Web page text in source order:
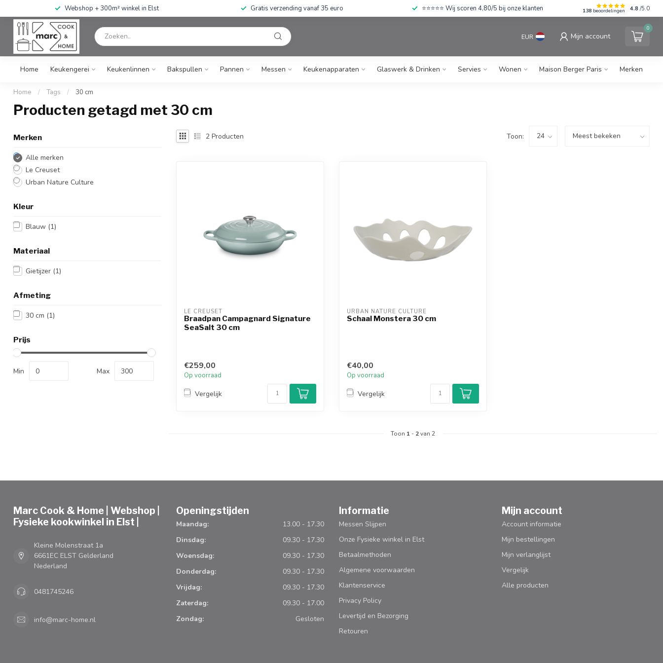
Webshop + 300m² winkel in Elst Gratis verzending vanaf 35 euro ⭐⭐⭐⭐⭐ Wij scoren 4,80/5 bij onze klanten 138 beoordelingen 4.8 /5.0
EUR Mijn account
0
Home Keukengerei Keukenlinnen Bakspullen Pannen Messen Keukenapparaten Glaswerk & Drinken Servies Wonen Maison Berger Paris Merken
Home / Tags / 30 cm
Producten getagd met 30 cm
Merken
Alle merken
Le Creuset
Urban Nature Culture
Kleur
Blauw (1)
Materiaal
Gietijzer (1)
Afmeting
30 cm (1)
Prijs
Min Max
2 Producten Toon:
LE CREUSET
Braadpan Campagnard Signature
SeaSalt 30 cm
€259,00
Op voorraad
Vergelijk
URBAN NATURE CULTURE
Schaal Monstera 30 cm
€40,00
Op voorraad
Vergelijk
Toon 1 - 2van 2
Marc Cook & Home | Webshop |
Fysieke kookwinkel in Elst |
Kleine Molenstraat 1a
6661EC ELST Gelderland
Nederland
0481745246
info@marc-home.nl
Openingstijden
Maandag:
13.00 - 17.30
Dinsdag:
09.30 - 17.30
Woensdag:
09.30 - 17.30
Donderdag:
09.30 - 17.30
Vrijdag:
09.30 - 17.30
Zaterdag:
09.30 - 17.00
Zondag:
Gesloten
Informatie
Messen Slijpen
Onze Fysieke winkel in Elst
Betaalmethoden
Algemene voorwaarden
Klantenservice
Privacy Policy
Levertijd en Bezorging
Retouren
Mijn account
Account informatie
Mijn bestellingen
Mijn verlanglijst
Vergelijk
Alle producten